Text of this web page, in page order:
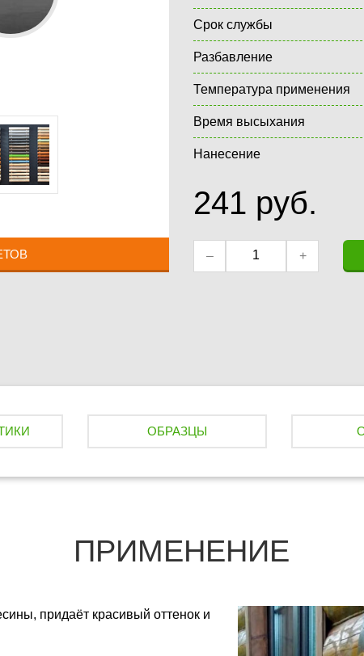
Срок службы
Разбавление
Температура применения
Время высыхания
Нанесение
241 руб.
– +
ОБРАЗЦЫ
ПРИМЕНЕНИЕ
придаёт красивый оттенок и